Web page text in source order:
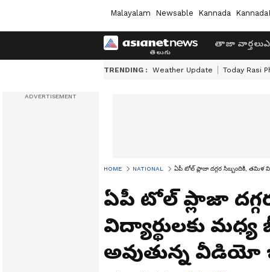
Malayalam Newsable Kannada
తాజా వార్తలు
TRENDING : Weather Update Today Rasi
HOME NATIONAL ఏపీ టోల్ ప్లాజా దగ్గర సిబ్బందికి, తమిళ
ఏపీ టోల్ ప్లాజా
విద్యార్థులకు
అవుతున్న వీడియో